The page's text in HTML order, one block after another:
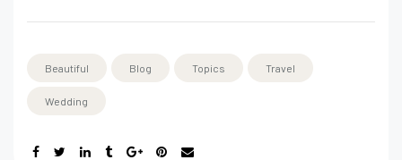
Beautiful Blog Topics Travel
Wedding